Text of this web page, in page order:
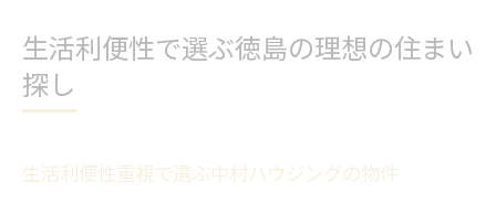
生活利便性で選ぶ徳島の理想の住まい
探し
生活利便性重視で選ぶ中村ハウジングの物件